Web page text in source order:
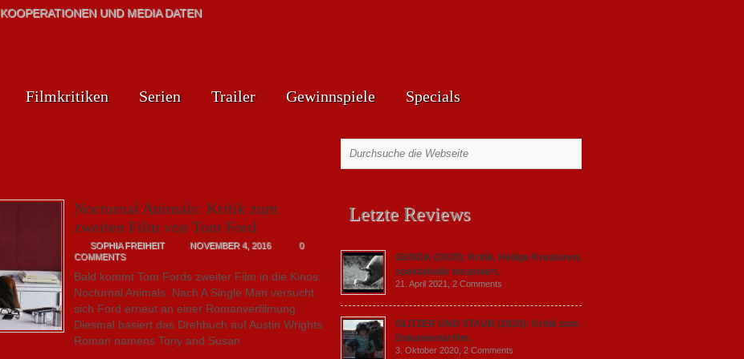
KOOPERATIONEN UND MEDIA DATEN
Filmkritiken Serien Trailer Gewinnspiele Specials
Nocturnal Animals: Kritik zum
zweiten Film von Tom Ford
SOPHIA FREIHEIT NOVEMBER 4, 2016
0
COMMENTS
Bald kommt Tom Fords zweiter Film in die Kinos:
Nocturnal Animals. Nach A Single Man versucht
sich Ford erneut an einer Romanverfilmung.
Diesmal basiert das Drehbuch auf Austin Wrights
Roman namens Tony and Susan
Letzte Reviews
GUNDA (2020): Kritik. Heilige Kreaturen,
spektakulär inszeniert.
21. April 2021, 2 Comments
GLITZER UND STAUB (2020): Kritik zum
Dokumentarfilm.
3. Oktober 2020, 2 Comments